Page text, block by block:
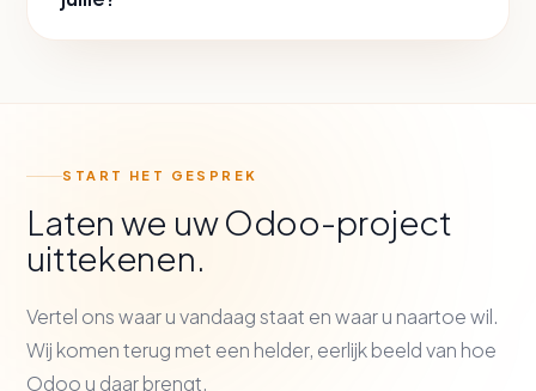
START HET GESPREK
Laten we uw Odoo-project
uittekenen.
Vertel ons waar u vandaag staat en waar u naartoe wil.
Wij komen terug met een helder, eerlijk beeld van hoe
Odoo u daar brengt.